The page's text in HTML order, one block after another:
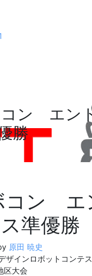
コン エン
勝
コン エ
準優勝
原田 暁史
ザインロボットコンテ
区大会